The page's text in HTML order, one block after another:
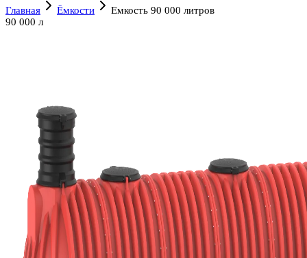
Главная
Ёмкости
Емкость 90 000 литров
90 000 л